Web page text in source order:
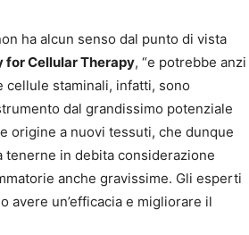
ha alcun senso dal punto di vista
for Cellular Therapy, “e potrebbe anzi
staminali, infatti, sono
dal grandissimo potenziale
origine a nuovi tessuti, che dunque
in debita considerazione
anche gravissime. Gli esperti
avere un’efficacia e migliorare il